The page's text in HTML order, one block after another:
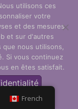
droits réservés.
French
utilisons ces
votre
et des mesures
et sur d'autres
nous utilisons,
Si vous continuez
en êtes satisfait.